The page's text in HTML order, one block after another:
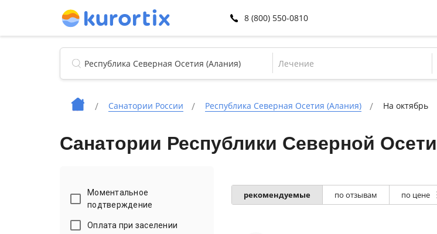
8 (800) 550-0810
Лечение
Санатории России Республика Северная Осетия (Алания) На октябрь
Санатории Республики Северной
Моментальное
подтверждение
Оплата при заселении
рекомендуемые по отзывам по цене